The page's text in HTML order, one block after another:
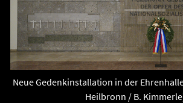
Neue Gedenkinstallation in der
Heilbronn / B.